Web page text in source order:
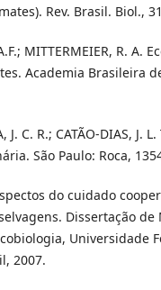
Rev. Brasil. Biol.,
MITTERMEIER, R. A.
Academia Brasileira
J. C. R.; CATÃO-DIAS,
São Paulo: Roca,
do cuidado
Dissertação de
Universidade
2007.